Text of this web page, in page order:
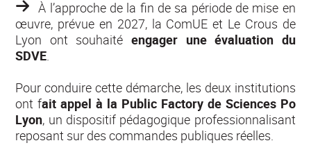
À l’approche de la fin de sa période de mise en
œuvre, prévue en 2027, la ComUE et Le Crous de
Lyon ont souhaité engager une évaluation du
SDVE
Pour conduire cette démarche, les deux institutions
ont fait appel à la Public Factory de Sciences Po
Lyon, un dispositif pédagogique professionnalisant
reposant sur des commandes publiques réelles.